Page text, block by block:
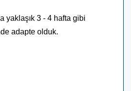
yaklaşık 3 - 4 hafta gibi
adapte olduk.